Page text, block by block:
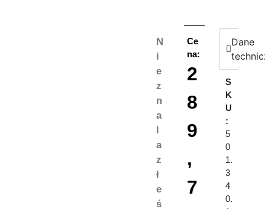
N
i
e
z
n
a
l
a
z
ł
e
ś
Ce
na:
2
8
9
,
7
Dane
S
K
U
:
5
0
1.
3
4
0.